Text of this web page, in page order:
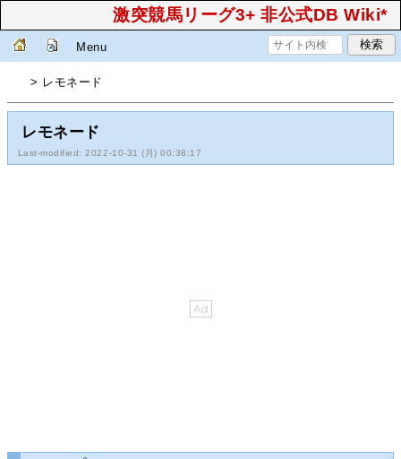
激突競馬リーグ3+ 非公式DB Wiki*
Menu
> レモネード
レモネード
Last-modified: 2022-10-31 (月) 00:38:17